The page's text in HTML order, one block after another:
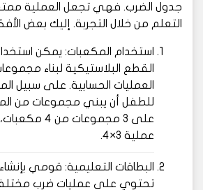
جدول الضرب. فهي تجعل العملية
التعلم من خلال التجربة. إليك بعض
استخدام المكعبات: يمكن
القطع البلاستيكية لبناء
العمليات الحسابية. على سبيل
للطفل أن يبني مجموعات من
على 3 مجموعات
عملية 3×4.
البطاقات التعليمية: قومي
تحتوي على عمليات ضرب